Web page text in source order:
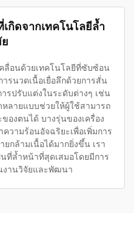
กิดจากเทคโนโลยีล้ำ
ลื่อนด้วยเทคโนโลยีที่ซับซ้อน
รนวดเนื้อเยื่อลึกด้วยการสั่น
รปรับแต่งในระดับต่างๆ เช่น
ลายแบบช่วยให้ผู้ใช้สามารถ
องตนได้ บางรุ่นของเครื่อง
วามร้อนอัจฉริยะเพื่อเพิ่มการ
กล้ามเนื้อได้มากยิ่งขึ้น เรา
ที่ล้ำหน้าที่สุดเสมอโดยมีการ
งานวิจัยและพัฒนา